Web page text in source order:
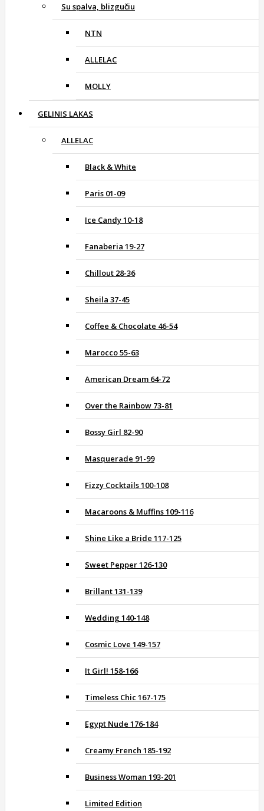
Su spalva, blizgučiu
NTN
ALLELAC
MOLLY
GELINIS LAKAS
ALLELAC
Black & White
Paris 01-09
Ice Candy 10-18
Fanaberia 19-27
Chillout 28-36
Sheila 37-45
Coffee & Chocolate 46-54
Marocco 55-63
American Dream 64-72
Over the Rainbow 73-81
Bossy Girl 82-90
Masquerade 91-99
Fizzy Cocktails 100-108
Macaroons & Muffins 109-116
Shine Like a Bride 117-125
Sweet Pepper 126-130
Brillant 131-139
Wedding 140-148
Cosmic Love 149-157
It Girl! 158-166
Timeless Chic 167-175
Egypt Nude 176-184
Creamy French 185-192
Business Woman 193-201
Limited Edition